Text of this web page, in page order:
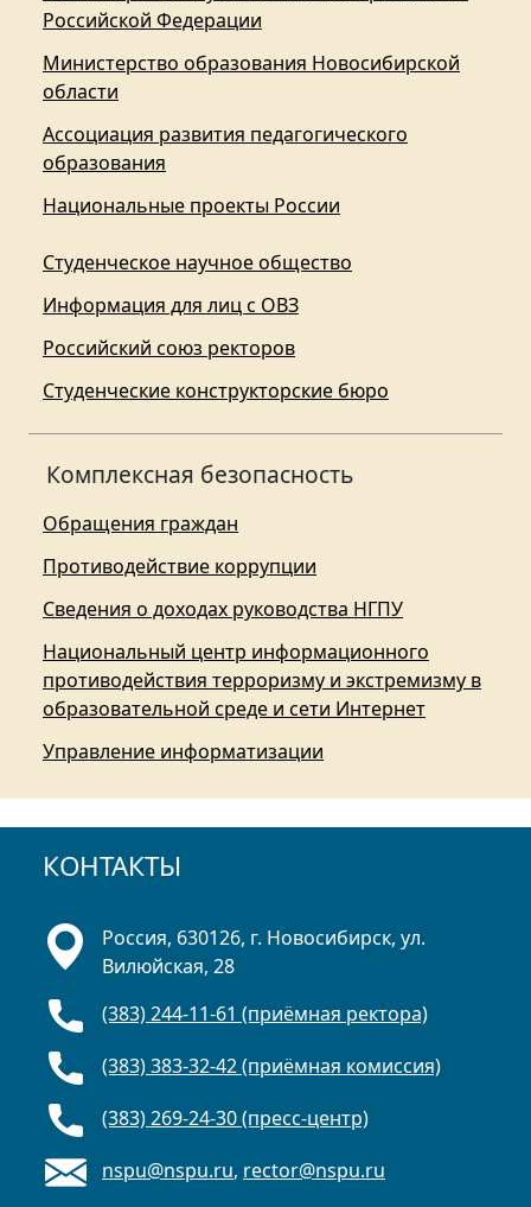
Российской Федерации
Министерство образования Новосибирской
области
Ассоциация развития педагогического
образования
Национальные проекты России
Студенческое научное общество
Информация для лиц с ОВЗ
Российский союз ректоров
Студенческие конструкторские бюро
Комплексная безопасность
Обращения граждан
Противодействие коррупции
Сведения о доходах руководства НГПУ
Национальный центр информационного
противодействия терроризму и экстремизму в
образовательной среде и сети Интернет
Управление информатизации
КОНТАКТЫ
Россия, 630126, г. Новосибирск, ул.
Вилюйская, 28
(383) 244-11-61 (приёмная ректора)
(383) 383-32-42 (приёмная комиссия)
(383) 269-24-30 (пресс-центр)
nspu@nspu.ru, rector@nspu.ru